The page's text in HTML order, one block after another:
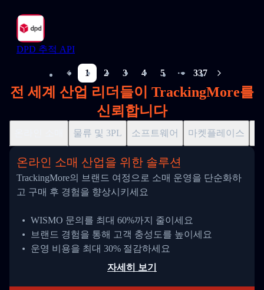
DPD 추적 API
1 2 3 4 5
More pages
337
전 세계 산업 리더들이 TrackingMore를
신뢰합니다
물류 및 3PL 소프트웨어 마켓플레이스
온라인 소매 산업을 위한 솔루션
TrackingMore의 브랜드 여정으로 소매 운영을 단순화하
고 구매 후 경험을 향상시키세요
WISMO 문의를 최대 60%까지 줄이세요
브랜드 경험을 통해 고객 충성도를 높이세요
운영 비용을 최대 30% 절감하세요
자세히 보기